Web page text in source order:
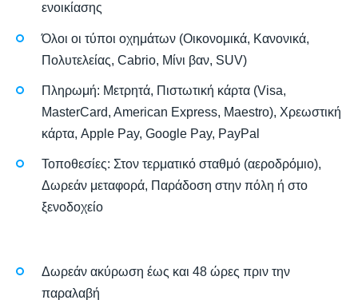
ενοικίασης
Όλοι οι τύποι οχημάτων (Οικονομικά, Κανονικά,
Πολυτελείας, Cabrio, Μίνι βαν, SUV)
Πληρωμή: Μετρητά, Πιστωτική κάρτα (Visa,
MasterCard, American Express, Maestro), Χρεωστική
κάρτα, Apple Pay, Google Pay, PayPal
Τοποθεσίες: Στον τερματικό σταθμό (αεροδρόμιο),
Δωρεάν μεταφορά, Παράδοση στην πόλη ή στο
ξενοδοχείο
Δωρεάν ακύρωση έως και 48 ώρες πριν την
παραλαβή